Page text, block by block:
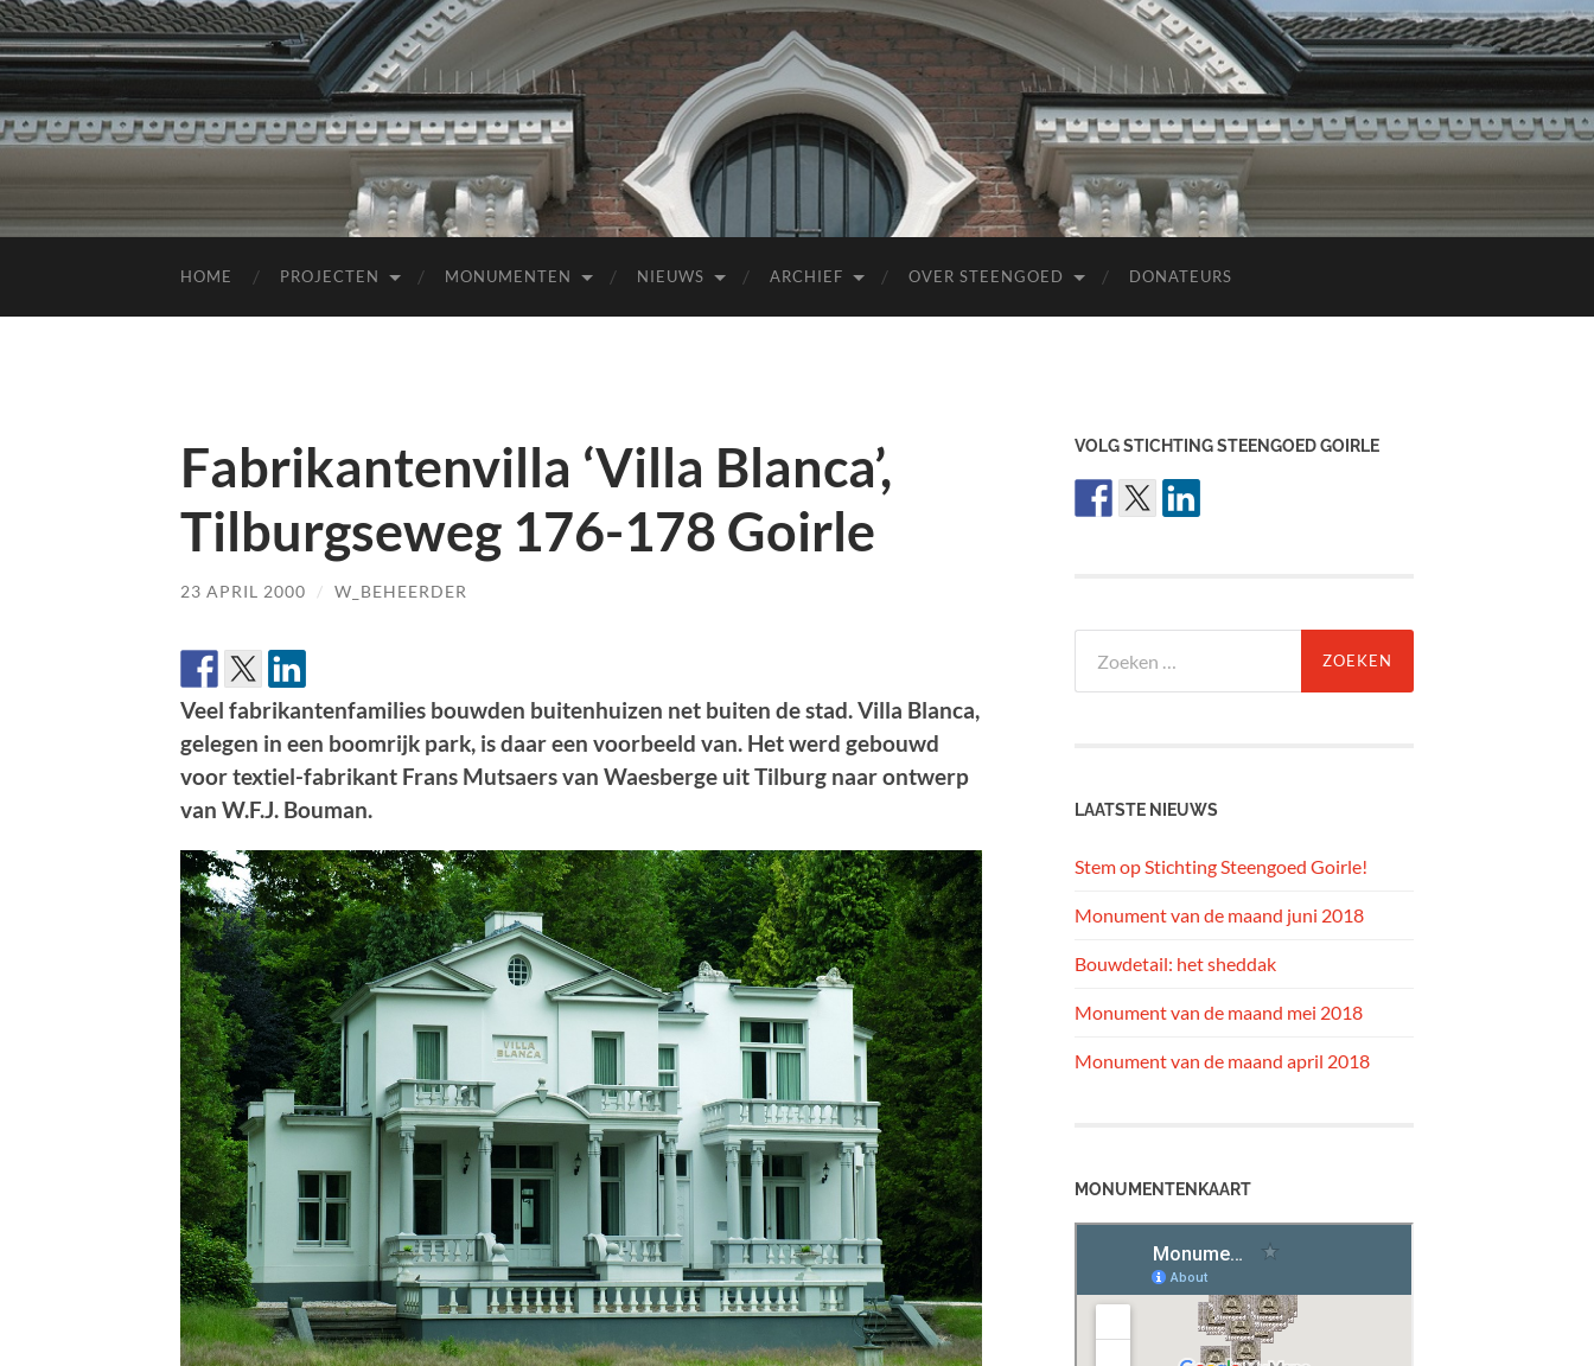
HOME PROJECTEN MONUMENTEN NIEUWS ARCHIEF OVER STEENGOED DONATEURS
Fabrikantenvilla ‘Villa Blanca’,
Tilburgseweg 176-178 Goirle
23 APRIL 2000 / W_BEHEERDER
Veel fabrikantenfamilies bouwden buitenhuizen net bui­ten de stad. Villa Blanca,
gelegen in een boomrijk park, is daar een voorbeeld van. Het werd gebouwd
voor textiel-fabrikant Frans Mutsaers van Waesberge uit Tilburg naar ontwerp
van W.F.J. Bouman.
VOLG STICHTING STEENGOED GOIRLE
naar:
LAATSTE NIEUWS
Stem op Stichting Steengoed Goirle!
Monument van de maand juni 2018
Bouwdetail: het sheddak
Monument van de maand mei 2018
Monument van de maand april 2018
MONUMENTENKAART